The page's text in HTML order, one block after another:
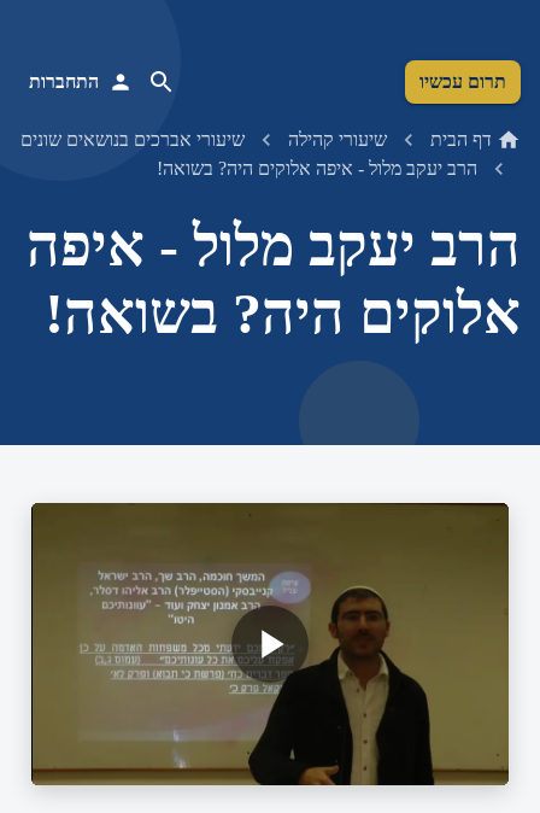
תרום עכשיו התחברות
דף הבית שיעורי קהילה
שיעורי אברכים בנושאים שונים
הרב יעקב מלול - איפה אלוקים היה? בשואה!
הרב יעקב מלול - איפה
אלוקים היה? בשואה!